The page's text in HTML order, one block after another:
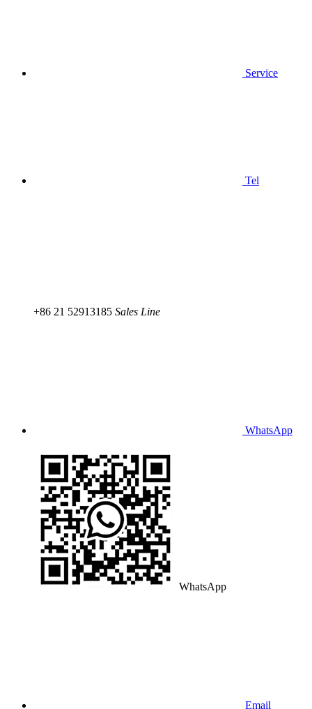
Service
Tel
+86 21 52913185 Sales Line
WhatsApp
WhatsApp
Email